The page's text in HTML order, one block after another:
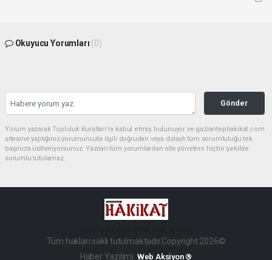
Okuyucu Yorumları (0)
Gönder
Yorum yazarak Topluluk Kuralları’nı kabul etmiş bulunuyor ve gaziantephakikat.com
sitesine yaptığınız yorumunuzla ilgili doğrudan veya dolaylı tüm sorumluluğu tek
başınıza üstleniyorsunuz. Yazılan tüm yorumlardan site yönetimi hiçbir şekilde
sorumlu tutulamaz.
Tüm hakları saklı tutulmaktadır.Copyright 2026©
Haber Yazılımı: Web Aksiyon ®